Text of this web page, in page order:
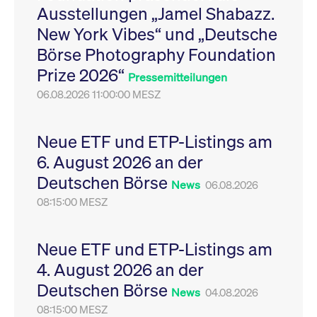
Ausstellungen „Jamel Shabazz.
New York Vibes“ und „Deutsche
Börse Photography Foundation
Prize 2026“ Pressemitteilungen
06.08.2026 11:00:00 MESZ
Neue ETF und ETP-Listings am
6. August 2026 an der
Deutschen Börse News 06.08.2026
08:15:00 MESZ
Neue ETF und ETP-Listings am
4. August 2026 an der
Deutschen Börse News 04.08.2026
08:15:00 MESZ
Leistung der Website
zu messen. Es handelt
sich um ein Muster-
Cookie, bei dem auf
das Präfix _pk_ses
eine kurze Reihe von
VISITOR_PRIVACY_METADATA
YouTube
.youtube.com
6
Monate
Dieses Cookie dient
Speicherung der
Einwilligungs- und
des Nutzers für ihre
Interaktion mit der
Sitzungen geehrt